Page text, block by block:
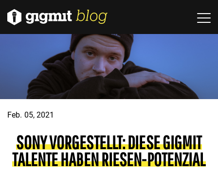
Feb. 05, 2021
SONY VORGESTELLT: DIESE GIGMIT
TALENTE HABEN RIESEN-POTENZIAL